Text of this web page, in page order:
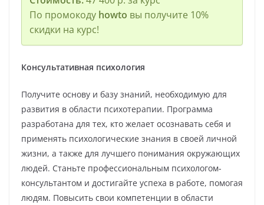
По промокоду howto вы получите 10%
скидки на курс!
Консультативная психология
Получите основу и базу знаний, необходимую для
развития в области психотерапии. Программа
разработана для тех, кто желает осознавать себя и
применять психологические знания в своей личной
жизни, а также для лучшего понимания окружающих
людей. Станьте профессиональным психологом-
консультантом и достигайте успеха в работе, помогая
людям. Повысить свои компетенции в области